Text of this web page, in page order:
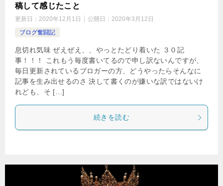
稿して感じたこと
更新日： 2020年12月1日 公開日： 2020年3月12日
ブログ奮闘記
息切れ気味 ぜえぜえ、、やっとたどり着いた ３０記
事！！！ これもう毎度書いてるので申し訳ないんですが、
毎日更新されているブロガーの方、どうやったらそんなに
記事を生み出せるのさ 決して書くのが嫌いな訳ではないけ
れども、そ […]
続きを読む